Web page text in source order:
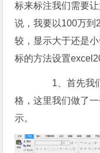
标来标注我们需要
说，我要以100万到
较，显示大于还是
标的方法设置
1、首先我们
格，这里我们做了
示。